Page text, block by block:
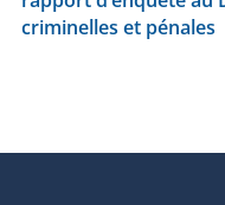
criminelles et pénales